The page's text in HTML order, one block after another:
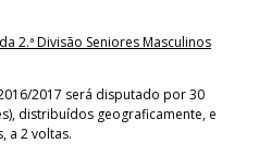
2.ª Divisão Seniores Masculinos
2017 será disputado por 30
distribuídos geograficamente, e
a 2 voltas.